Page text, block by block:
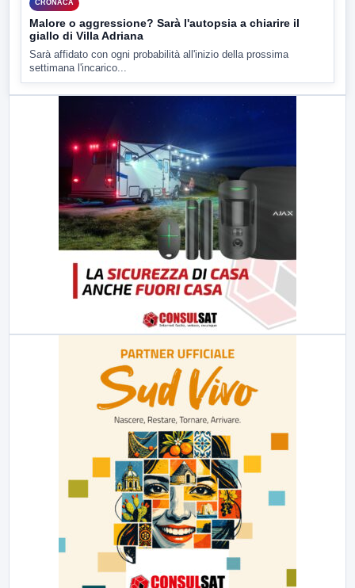
CRONACA
Malore o aggressione? Sarà l'autopsia a chiarire il
giallo di Villa Adriana
Sarà affidato con ogni probabilità all'inizio della prossima
settimana l'incarico...